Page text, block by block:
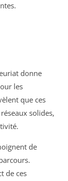
donne
les
que ces
solides,
de
de ces